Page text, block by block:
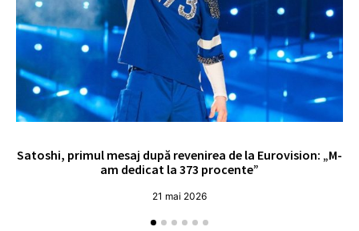
Satoshi, primul mesaj după revenirea de la Eurovision: „M-
am dedicat la 373 procente”
21 mai 2026